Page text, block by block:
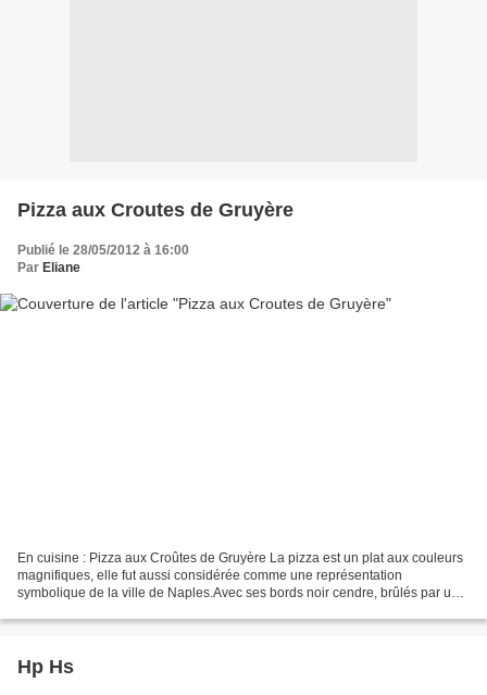
Pizza aux Croutes de Gruyère
Publié le 28/05/2012 à 16:00
Par Eliane
En cuisine : Pizza aux Croûtes de Gruyère La pizza est un plat aux couleurs
magnifiques, elle fut aussi considérée comme une représentation
symbolique de la ville de Naples.Avec ses bords noir cendre, brûlés par un
Hp Hs